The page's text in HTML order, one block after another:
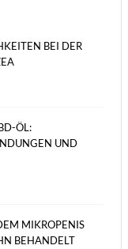
BEI DER
ÖL:
UND
MIKROPENIS
BEHANDELT